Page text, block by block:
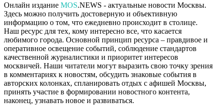
Онлайн издание MOS.NEWS - актуальные новости Москвы.
Здесь можно получить достоверную и объективную
информацию о том, что ежедневно происходит в столице.
Наш ресурс для тех, кому интересно все, что касается
любимого города. Основной принцип ресурса – правдивое и
оперативное освещение событий, соблюдение стандартов
качественной журналистики и приоритет интересов
москвичей. Наши читатели могут выразить свою точку зрения
в комментариях к новостям, обсудить знаковые события в
авторских колонках, спланировать отдых с афишей Москвы,
принять участие в формировании новостного контента,
наконец, узнавать новое и развиваться.